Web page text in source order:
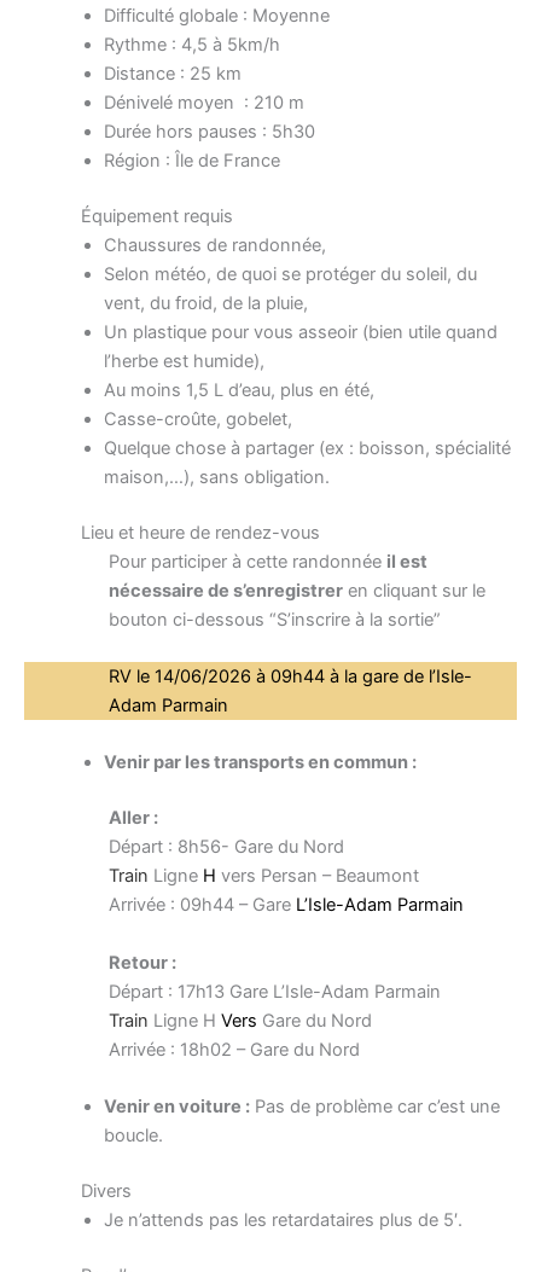
Difficulté globale : Moyenne
Rythme : 4,5 à 5km/h
Distance : 25 km
Dénivelé moyen : 210 m
Durée hors pauses : 5h30
Région : Île de France
Équipement requis
Chaussures de randonnée,
Selon météo, de quoi se protéger du soleil, du
vent, du froid, de la pluie,
Un plastique pour vous asseoir (bien utile quand
l’herbe est humide),
Au moins 1,5 L d’eau, plus en été,
Casse-croûte, gobelet,
Quelque chose à partager (ex : boisson, spécialité
maison,…), sans obligation.
Lieu et heure de rendez-vous
Pour participer à cette randonnée il est
nécessaire de s’enregistrer en cliquant sur le
bouton ci-dessous “S’inscrire à la sortie”
RV le 14/06/2026 à 09h44 à la gare de l’Isle-
Adam Parmain
Venir par les transports en commun :
Aller :
Départ : 8h56- Gare du Nord
Train Ligne H vers Persan – Beaumont
Arrivée : 09h44 – Gare L’Isle-Adam Parmain
Retour :
Départ : 17h13 Gare L’Isle-Adam Parmain
Train Ligne H Vers Gare du Nord
Arrivée : 18h02 – Gare du Nord
Venir en voiture :Pas de problème car c’est une
boucle.
Divers
Je n’attends pas les retardataires plus de 5′.